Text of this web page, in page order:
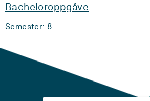
Bacheloroppgåve
Semester: 8